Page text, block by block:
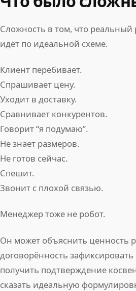
Сложность в том, что реальный
идёт по идеальной схеме.
Клиент перебивает.
Спрашивает цену.
Уходит в доставку.
Сравнивает конкурентов.
Говорит “я подумаю”.
Не знает размеров.
Не готов сейчас.
Спешит.
Звонит с плохой связью.
Менеджер тоже не робот.
Он может объяснить ценность
договорённость
получить подтверждение
сказать идеальную